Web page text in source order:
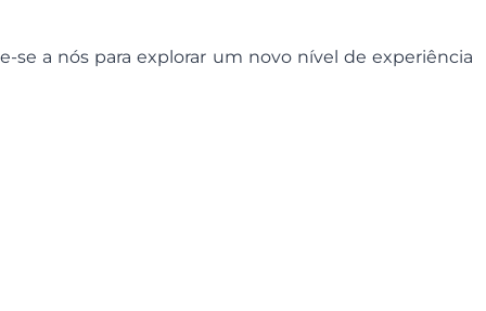
se a nós para explorar um novo nível de experiência